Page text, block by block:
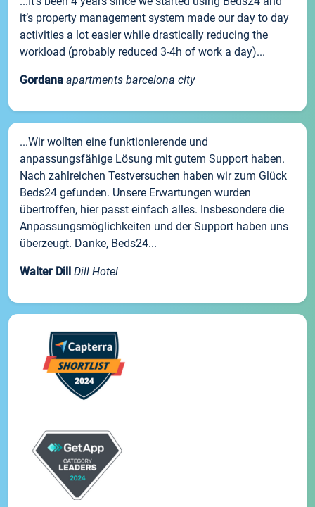
it’s property management system made our day to day
activities a lot easier while drastically reducing the
workload (probably reduced 3-4h of work a day)...
Gordana apartments barcelona city
...Wir wollten eine funktionierende und
anpassungsfähige Lösung mit gutem Support haben.
Nach zahlreichen Testversuchen haben wir zum Glück
Beds24 gefunden. Unsere Erwartungen wurden
übertroffen, hier passt einfach alles. Insbesondere die
Anpassungsmöglichkeiten und der Support haben uns
überzeugt. Danke, Beds24...
Walter Dill Dill Hotel